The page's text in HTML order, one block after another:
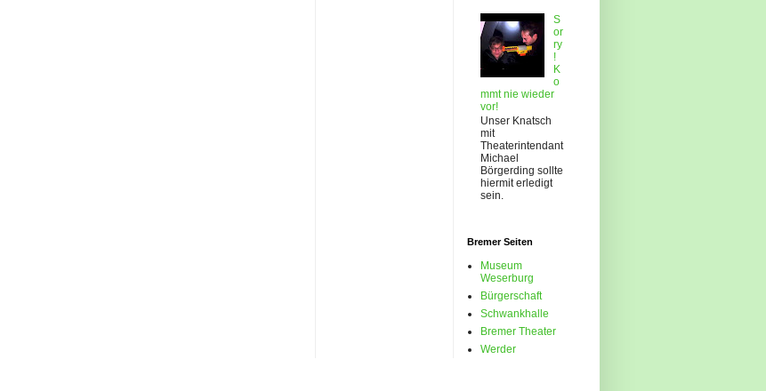
S
or
ry
!
K
o
mmt nie wieder
vor!
Unser Knatsch
mit
Theaterintendant
Michael
Börgerding sollte
hiermit erledigt
sein.
Bremer Seiten
Museum
Weserburg
Bürgerschaft
Schwankhalle
Bremer Theater
Werder